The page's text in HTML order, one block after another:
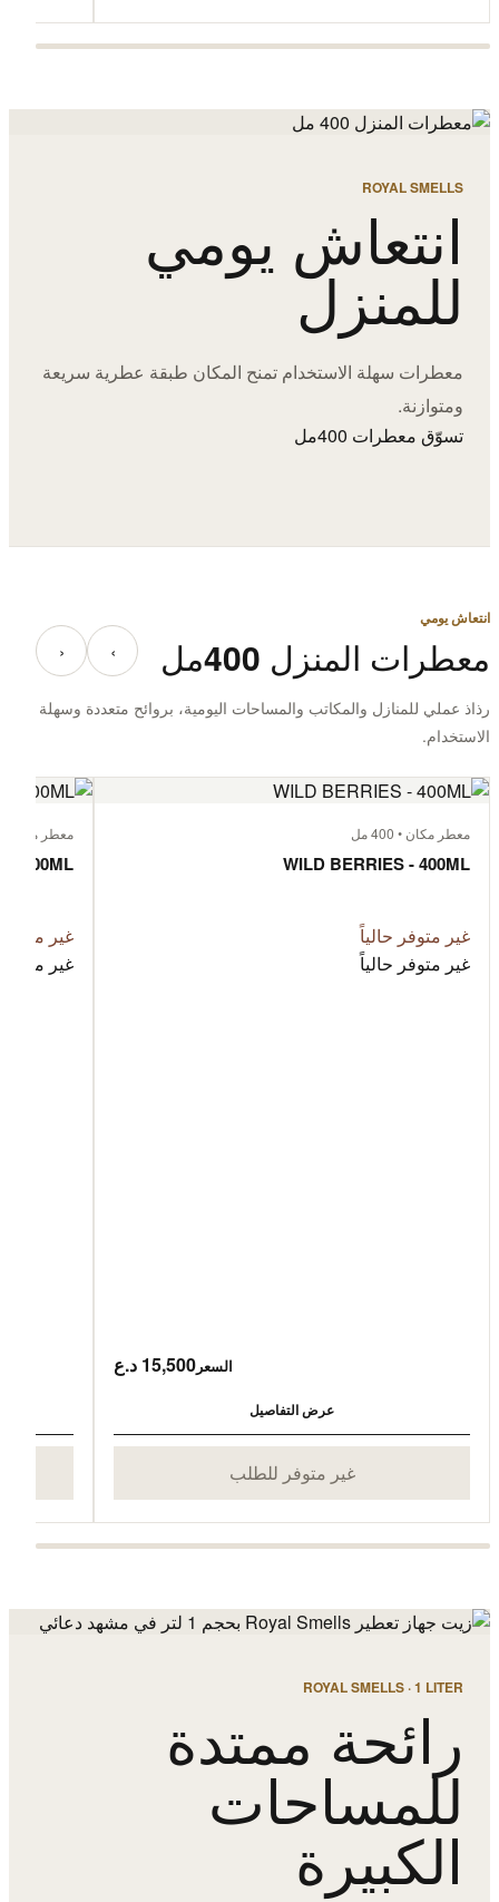
ROYAL SMELLS
انتعاش يومي
للمنزل
معطرات سهلة الاستخدام تمنح المكان طبقة عطرية سريعة
ومتوازنة.
تسوّق معطرات 400مل
انتعاش يومي
معطرات المنزل 400مل
رذاذ عملي للمنازل والمكاتب والمساحات اليومية، بروائح متعددة وسهلة
الاستخدام.
›
‹
معطر مكان • 400 مل
WILD BERRIES - 400ML
غير متوفر حالياً
غير متوفر حالياً
السعر 15,500 د.ع
عرض التفاصيل
غير متوفر للطلب
معطر مكان • 400
- 400ML
غير متوفر
غير متوفر
ROYAL SMELLS · 1 LITER
رائحة ممتدة
للمساحات
الكبيرة